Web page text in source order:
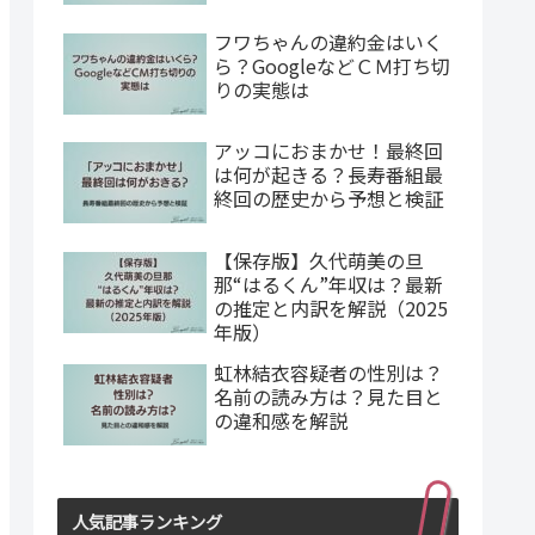
フワちゃんの違約金はいく
ら？GoogleなどＣＭ打ち切
りの実態は
アッコにおまかせ！最終回
は何が起きる？長寿番組最
終回の歴史から予想と検証
【保存版】久代萌美の旦
那“はるくん”年収は？最新
の推定と内訳を解説（2025
年版）
虹林結衣容疑者の性別は？
名前の読み方は？見た目と
の違和感を解説
人気記事ランキング